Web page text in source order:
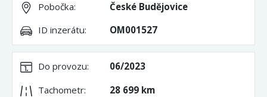
Pobočka:
České Budějovice
ID inzerátu:
OM001527
Do provozu:
06/2023
Tachometr:
28 699 km